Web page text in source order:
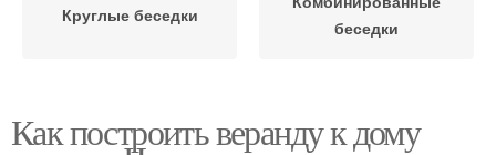
Круглые беседки
беседки
Как построить веранду к дому